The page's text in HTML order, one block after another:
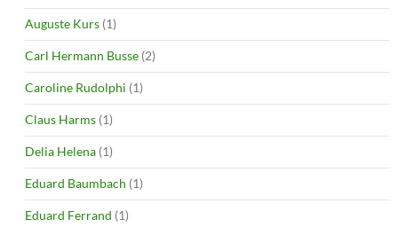
Auguste Kurs (1)
Carl Hermann Busse (2)
Caroline Rudolphi (1)
Claus Harms (1)
Delia Helena (1)
Eduard Baumbach (1)
Eduard Ferrand (1)